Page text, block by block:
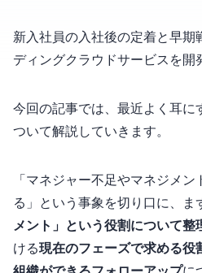
新入社員の入社後の定着と早期
ディングクラウドサービスを開発
今回の記事では、最近よく耳に
ついて解説していきます。
「マネジャー不足やマネジメ
る」という事象を切り口に、ま
メント」という役割について整
ける現在のフェーズで求める役